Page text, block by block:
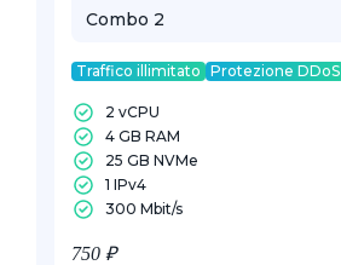
Combo 2
Traffico illimitato Protezione DDoS
2 vCPU
4 GB RAM
25 GB NVMe
1 IPv4
300 Mbit/s
750 ₽